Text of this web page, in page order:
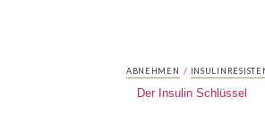
ABNEHMEN /
Der Insulin Schlüssel